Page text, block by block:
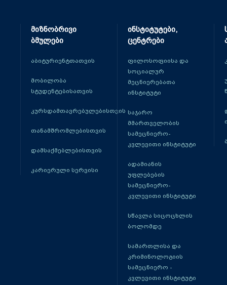
მიზნობრივი
ბმულები
აბიტურიენტთათვის
მობილობა
სტუდენტებისათვის
კურსდამთავრებულებისთვის
თანამშრომლებისთვის
დამსაქმებლებისთვის
კარიერული სერვისი
ინსტიტუტები,
ცენტრები
ფილოსოფიისა და
სოციალურ
მეცნიერებათა
ინსტიტუტი
საჯარო
მმართველობის
სამეცნიერო-
კვლევითი ინსტიტუტი
ადამიანის
უფლებების
სამეცნიერო-
კვლევითი ინსტიტუტი
სწავლა სიცოცხლის
ბოლომდე
სამართლისა და
კრიმინოლოგიის
სამეცნიერო -
კვლევითი ინსტიტუტი